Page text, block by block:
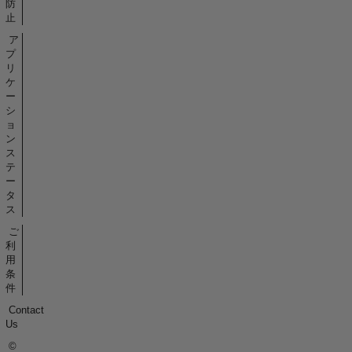
防
止
ア
プ
リ
ケ
ー
シ
ョ
ン
ス
テ
ー
タ
ス
ご
利
用
条
件
Contact
Us
©